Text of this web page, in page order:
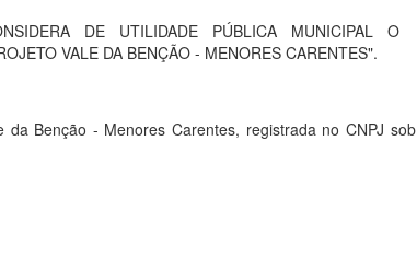
DE UTILIDADE PÚBLICA MUNICIPAL O
VALE DA BENÇÃO - MENORES CARENTES".
Benção - Menores Carentes, registrada no CNPJ sob